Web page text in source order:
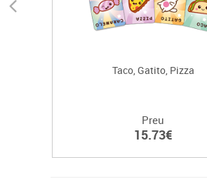
Taco, Gatito, Pizza
Preu
15.73€